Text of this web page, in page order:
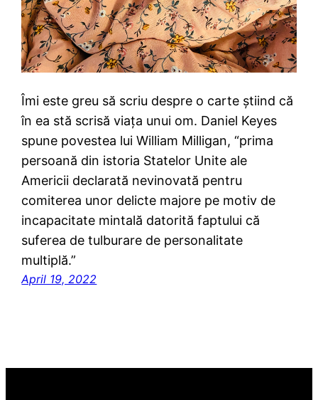
Îmi este greu să scriu despre o carte știind că
în ea stă scrisă viața unui om. Daniel Keyes
spune povestea lui William Milligan, “prima
persoană din istoria Statelor Unite ale
Americii declarată nevinovată pentru
comiterea unor delicte majore pe motiv de
incapacitate mintală datorită faptului că
suferea de tulburare de personalitate
multiplă.”
April 19, 2022